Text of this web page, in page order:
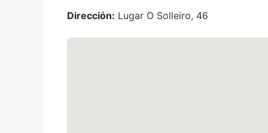
Dirección: Lugar O Solleiro, 46